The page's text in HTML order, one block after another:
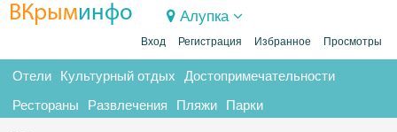
ВКрыминфо Алупка
Вход Регистрация Избранное Просмотры
Отели Культурный отдых Достопримечательности
Рестораны Развлечения Пляжи Парки